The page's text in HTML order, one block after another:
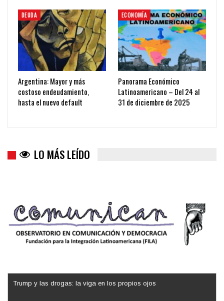
DEUDA
Argentina: Mayor y más
costoso endeudamiento,
hasta el nuevo default
ECONOMÍA
Panorama Económico
Latinoamericano – Del 24 al
31 de diciembre de 2025
LO MÁS LEÍDO
Trump y las drogas: la viga en los propios ojos